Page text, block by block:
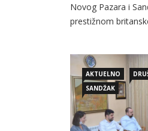
Novog Pazara i
prestižnom
kostiju i sklonija
studija doktora
ukazuje koliko je
AKTUELNO
SANDŽAK